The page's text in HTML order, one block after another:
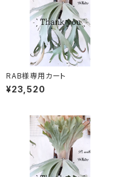
RAB様専用カート
¥23,520